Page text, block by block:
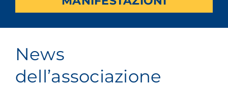
News
dell’associazione